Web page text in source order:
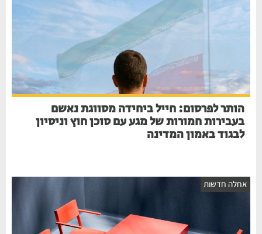
הותר לפרסום: חייל ביחידה מסווגת נאשם
בעבירות חמורות של מגע עם סוכן חוץ וניסיון
לבגוד באמון המדינה
חדשות